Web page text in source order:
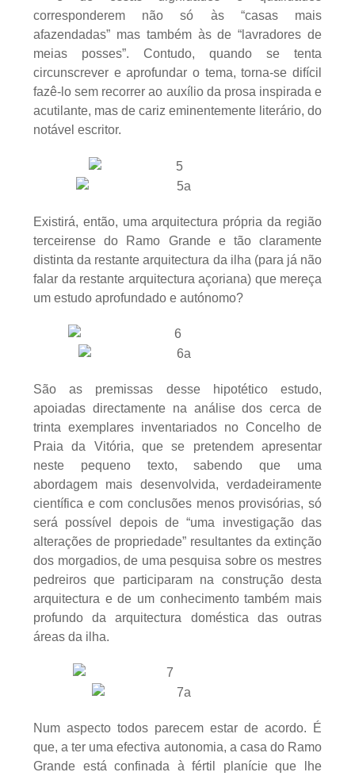
corresponderem não só às “casas mais
afazendadas” mas também às de “lavradores de
meias posses”. Contudo, quando se tenta
circunscrever e aprofundar o tema, torna-se difícil
fazê-lo sem recorrer ao auxílio da prosa inspirada e
acutilante, mas de cariz eminentemente literário, do
notável escritor.
Existirá, então, uma arquitectura própria da região
terceirense do Ramo Grande e tão claramente
distinta da restante arquitectura da ilha (para já não
falar da restante arquitectura açoriana) que mereça
um estudo aprofundado e autónomo?
São as premissas desse hipotético estudo,
apoiadas directamente na análise dos cerca de
trinta exemplares inventariados no Concelho de
Praia da Vitória, que se pretendem apresentar
neste pequeno texto, sabendo que uma
abordagem mais desenvolvida, verdadeiramente
científica e com conclusões menos provisórias, só
será possível depois de “uma investigação das
alterações de propriedade” resultantes da extinção
dos morgadios, de uma pesquisa sobre os mestres
pedreiros que participaram na construção desta
arquitectura e de um conhecimento também mais
profundo da arquitectura doméstica das outras
áreas da ilha.
Num aspecto todos parecem estar de acordo. É
que, a ter uma efectiva autonomia, a casa do Ramo
Grande está confinada à fértil planície que lhe